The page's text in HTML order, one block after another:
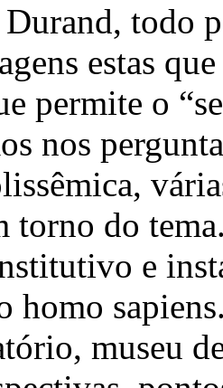
todo
estas
permite o
nos
torno do
e
homo
museu